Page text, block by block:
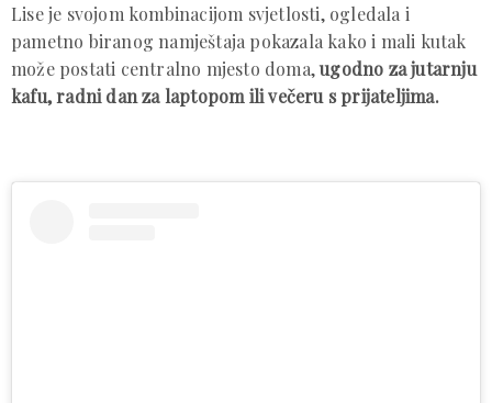
Lise je svojom kombinacijom svjetlosti, ogledala i
pametno biranog namještaja pokazala kako i mali kutak
može postati centralno mjesto doma,ugodno za jutarnju
kafu, radni dan za laptopom ili večeru s prijateljima.